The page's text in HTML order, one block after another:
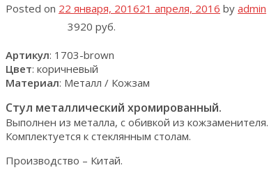
Posted on 22 января, 201621 апреля, 2016 by admin
3920 руб.
Артикул: 1703-brown
Цвет: коричневый
Материал: Металл / Кожзам
Стул металлический хромированный.
Выполнен из металла, с обивкой из кожзаменителя.
Комплектуется к стеклянным столам.
Производство – Китай.